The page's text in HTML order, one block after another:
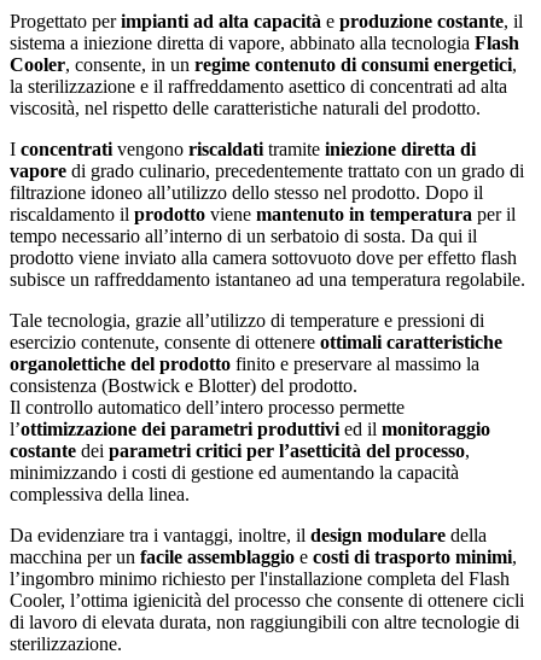
Progettato perimpianti ad alta capacità e produzione costante, il
sistema a iniezione diretta di vapore, abbinato alla tecnologia Flash
Cooler, consente, in un regime contenuto di consumi energetici,
la sterilizzazione e il raffreddamento asettico di concentrati ad alta
viscosità, nel rispetto delle caratteristiche naturali del prodotto.
I concentrati vengono riscaldati tramite iniezione diretta di
vapore di grado culinario, precedentemente trattato con un grado di
filtrazione idoneo all’utilizzo dello stesso nel prodotto. Dopo il
riscaldamento il prodotto viene mantenuto in temperatura per il
tempo necessario all’interno di un serbatoio di sosta. Da qui il
prodotto viene inviato alla camera sottovuoto dove per effetto flash
subisce un raffreddamento istantaneo ad una temperatura regolabile.
Tale tecnologia, grazie all’utilizzo di temperature e pressioni di
esercizio contenute, consente di ottenere ottimali caratteristiche
organolettiche del prodotto finito e preservare al massimo la
consistenza (Bostwick e Blotter) del prodotto.
Il controllo automatico dell’intero processo permette
l’ottimizzazione dei parametri produttivi ed il monitoraggio
costante dei parametri critici per l’asetticità del processo,
minimizzando i costi di gestione ed aumentando la capacità
complessiva della linea.
Da evidenziare tra i vantaggi, inoltre, il design modulare della
macchina per un facile assemblaggio e costi di trasporto minimi,
l’ingombro minimo richiesto per l'installazione completa del Flash
Cooler, l’ottima igienicità del processo che consente di ottenere cicli
di lavoro di elevata durata, non raggiungibili con altre tecnologie di
sterilizzazione.